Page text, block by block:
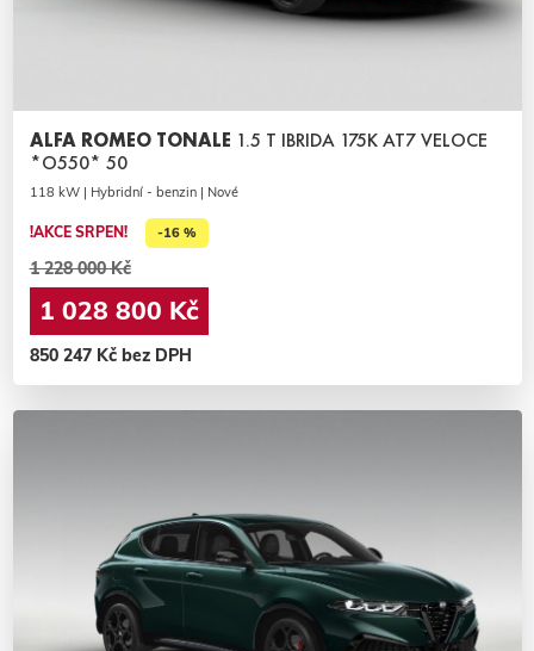
ALFA ROMEO TONALE 1.5 T IBRIDA 175K AT7 VELOCE
*O550* 50
118 kW | Hybridní - benzin | Nové
!AKCE SRPEN! -16 %
1 228 000 Kč
1 028 800 Kč
850 247 Kč bez DPH